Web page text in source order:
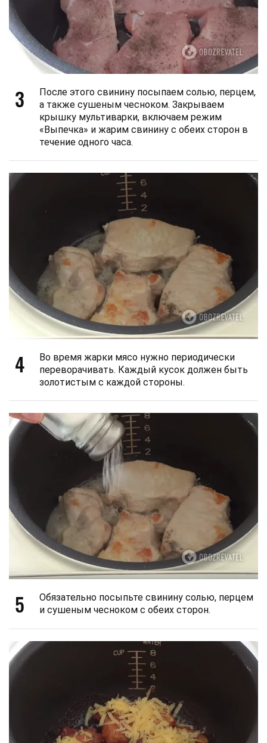
3
После этого свинину посыпаем солью, перцем,
а также сушеным чесноком. Закрываем
крышку мультиварки, включаем режим
«Выпечка» и жарим свинину с обеих сторон в
течение одного часа.
4
Во время жарки мясо нужно периодически
переворачивать. Каждый кусок должен быть
золотистым с каждой стороны.
5
Обязательно посыпьте свинину солью, перцем
и сушеным чесноком с обеих сторон.